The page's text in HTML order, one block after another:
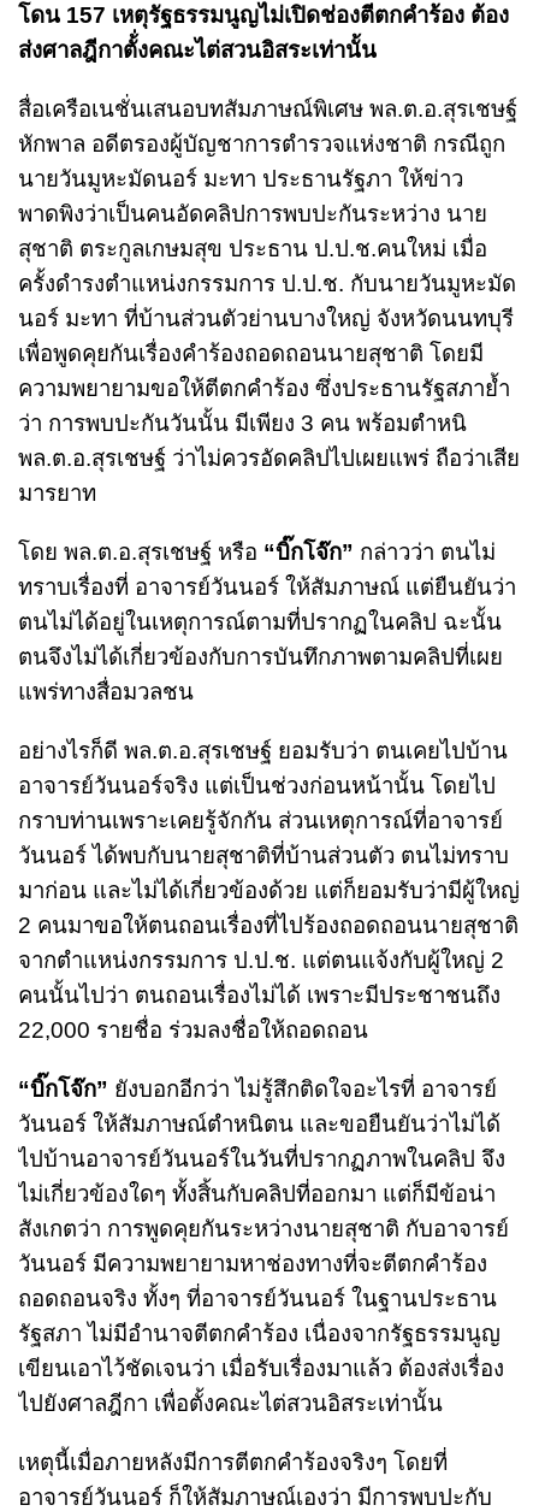
โดน 157 เหตุรัฐธรรมนูญไม่เปิดช่องตีตกคำร้อง ต้อง
ส่งศาลฎีกาตั้่งคณะไต่สวนอิสระเท่านั้น
สื่อเครือเนชั่นเสนอบทสัมภาษณ์พิเศษ พล.ต.อ.สุรเชษฐ์
หักพาล อดีตรองผู้บัญชาการตำรวจแห่งชาติ กรณีถูก
นายวันมูหะมัดนอร์ มะทา ประธานรัฐภา ให้ข่าว
พาดพิงว่าเป็นคนอัดคลิปการพบปะกันระหว่าง นาย
สุชาติ ตระกูลเกษมสุข ประธาน ป.ป.ช.คนใหม่ เมื่อ
ครั้งดำรงตำแหน่งกรรมการ ป.ป.ช. กับนายวันมูหะมัด
นอร์ มะทา ที่บ้านส่วนตัวย่านบางใหญ่ จังหวัดนนทบุรี
เพื่อพูดคุยกันเรื่องคำร้องถอดถอนนายสุชาติ โดยมี
ความพยายามขอให้ตีตกคำร้อง ซึ่งประธานรัฐสภาย้ำ
ว่า การพบปะกันวันนั้น มีเพียง 3 คน พร้อมตำหนิ
พล.ต.อ.สุรเชษฐ์ ว่าไม่ควรอัดคลิปไปเผยแพร่ ถือว่าเสีย
มารยาท
โดย พล.ต.อ.สุรเชษฐ์ หรือ “บิ๊กโจ๊ก” กล่าวว่า ตนไม่
ทราบเรื่องที่ อาจารย์วันนอร์ ให้สัมภาษณ์ แต่ยืนยันว่า
ตนไม่ได้อยู่ในเหตุการณ์ตามที่ปรากฏในคลิป ฉะนั้น
ตนจึงไม่ได้เกี่ยวข้องกับการบันทึกภาพตามคลิปที่เผย
แพร่ทางสื่อมวลชน
อย่างไรก็ดี พล.ต.อ.สุรเชษฐ์ ยอมรับว่า ตนเคยไปบ้าน
อาจารย์วันนอร์จริง แต่เป็นช่วงก่อนหน้านั้น โดยไป
กราบท่านเพราะเคยรู้จักกัน ส่วนเหตุการณ์ที่อาจารย์
วันนอร์ ได้พบกับนายสุชาติที่บ้านส่วนตัว ตนไม่ทราบ
มาก่อน และไม่ได้เกี่ยวข้องด้วย แต่ก็ยอมรับว่ามีผู้ใหญ่
2 คนมาขอให้ตนถอนเรื่องที่ไปร้องถอดถอนนายสุชาติ
จากตำแหน่งกรรมการ ป.ป.ช. แต่ตนแจ้งกับผู้ใหญ่ 2
คนนั้นไปว่า ตนถอนเรื่องไม่ได้ เพราะมีประชาชนถึง
22,000 รายชื่อ ร่วมลงชื่อให้ถอดถอน
“บิ๊กโจ๊ก” ยังบอกอีกว่า ไม่รู้สึกติดใจอะไรที่ อาจารย์
วันนอร์ ให้สัมภาษณ์ตำหนิตน และขอยืนยันว่าไม่ได้
ไปบ้านอาจารย์วันนอร์ในวันที่ปรากฏภาพในคลิป จึง
ไม่เกี่ยวข้องใดๆ ทั้งสิ้นกับคลิปที่ออกมา แต่ก็มีข้อน่า
สังเกตว่า การพูดคุยกันระหว่างนายสุชาติ กับอาจารย์
วันนอร์ มีความพยายามหาช่องทางที่จะตีตกคำร้อง
ถอดถอนจริง ทั้งๆ ที่อาจารย์วันนอร์ ในฐานประธาน
รัฐสภา ไม่มีอำนาจตีตกคำร้อง เนื่องจากรัฐธรรมนูญ
เขียนเอาไว้ชัดเจนว่า เมื่อรับเรื่องมาแล้ว ต้องส่งเรื่อง
ไปยังศาลฎีกา เพื่อตั้งคณะไต่สวนอิสระเท่านั้น
เหตุนี้เมื่อภายหลังมีการตีตกคำร้องจริงๆ โดยที่
อาจารย์วันนอร์ ก็ให้สัมภาษณ์เองว่า มีการพบปะกับ